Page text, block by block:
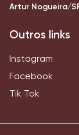
Artur Nogueira/
Outros links
Instagram
Facebook
Tik Tok